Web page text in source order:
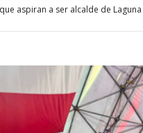
aspiran a ser alcalde de Laguna